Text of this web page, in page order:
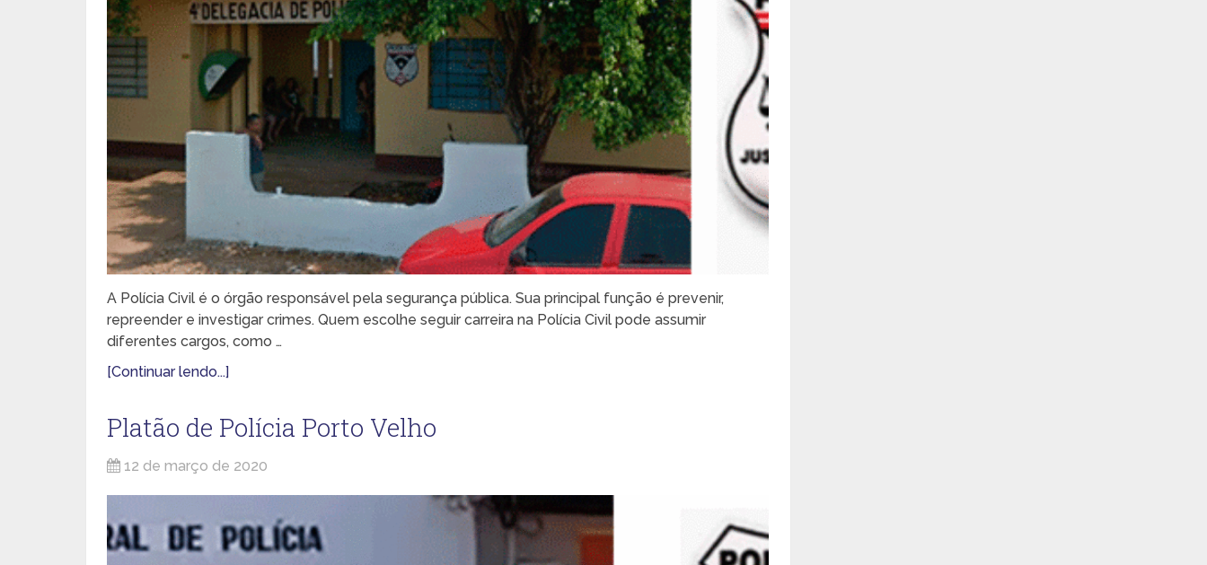
A Polícia Civil é o órgão responsável pela segurança pública. Sua principal função é prevenir,
repreender e investigar crimes. Quem escolhe seguir carreira na Polícia Civil pode assumir
diferentes cargos, como …
[Continuar lendo...]
Platão de Polícia Porto Velho
12 de março de 2020